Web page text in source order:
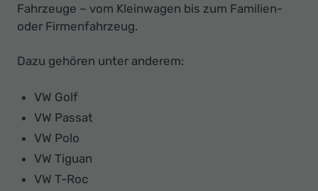
Fahrzeuge – vom Kleinwagen bis zum Familien-
oder Firmenfahrzeug.
Dazu gehören unter anderem:
VW Golf
VW Passat
VW Polo
VW Tiguan
VW T-Roc